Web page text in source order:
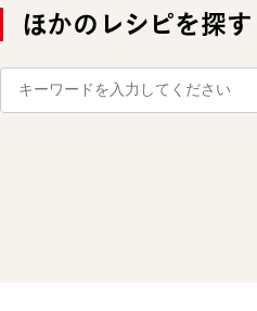
ほかのレシピを探す